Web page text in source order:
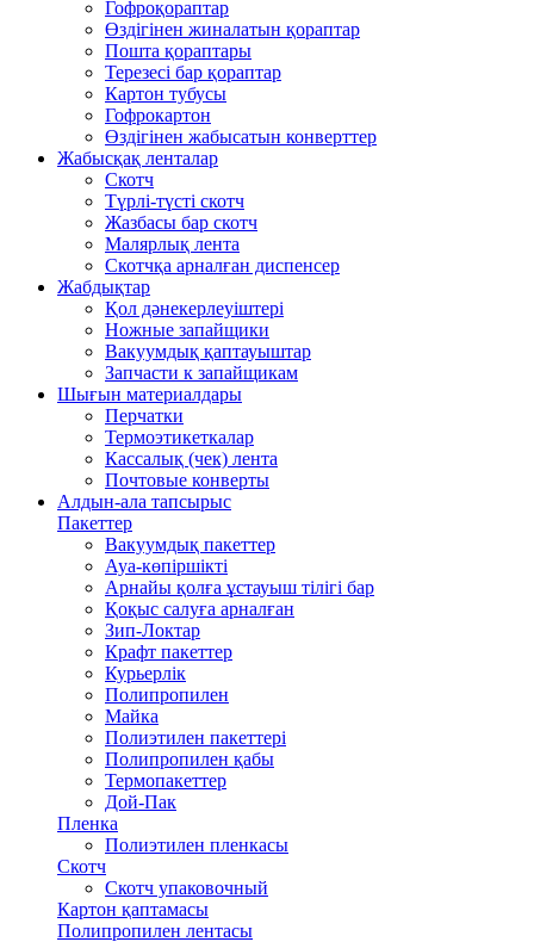
Гофроқораптар
Өздігінен жиналатын қораптар
Пошта қораптары
Терезесі бар қораптар
Картон тубусы
Гофрокартон
Өздігінен жабысатын конверттер
Жабысқақ ленталар
Скотч
Түрлі-түсті скотч
Жазбасы бар скотч
Малярлық лента
Скотчқа арналған диспенсер
Жабдықтар
Қол дәнекерлеуіштері
Ножные запайщики
Вакуумдық қаптауыштар
Запчасти к запайщикам
Шығын материалдары
Перчатки
Термоэтикеткалар
Кассалық (чек) лента
Почтовые конверты
Алдын-ала тапсырыс
Пакеттер
Вакуумдық пакеттер
Ауа-көпіршікті
Арнайы қолға ұстауыш тілігі бар
Қоқыс салуға арналған
Зип-Локтар
Крафт пакеттер
Курьерлік
Полипропилен
Майка
Полиэтилен пакеттері
Полипропилен қабы
Термопакеттер
Дой-Пак
Пленка
Полиэтилен пленкасы
Скотч
Скотч упаковочный
Картон қаптамасы
Полипропилен лентасы